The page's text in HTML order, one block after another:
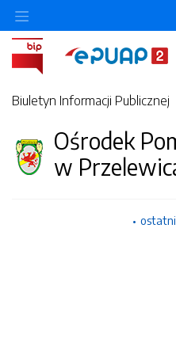
Biuletyn Informacji Publicznej
Ośrodek
w